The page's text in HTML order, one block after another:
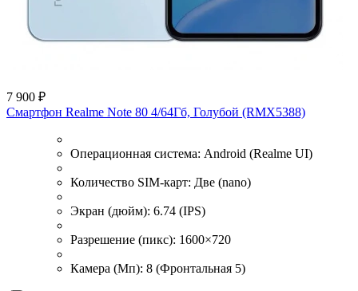
7 900 ₽
Смартфон Realme Note 80 4/64Гб, Голубой (RMX5388)
Операционная система: Android (Realme UI)
Количество SIM-карт: Две (nano)
Экран (дюйм): 6.74 (IPS)
Разрешение (пикс): 1600×720
Камера (Мп): 8 (Фронтальная 5)